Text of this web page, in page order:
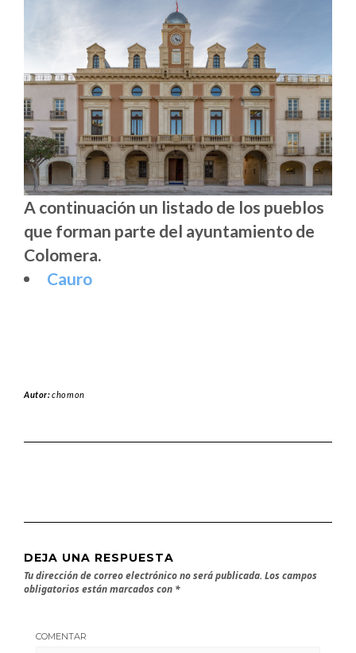
A continuación un listado de los pueblos
que forman parte del ayuntamiento de
Colomera.
Cauro
Autor:chomon
DEJA UNA RESPUESTA
Tu dirección de correo electrónico no será publicada. Los campos
obligatorios están marcados con *
COMENTAR